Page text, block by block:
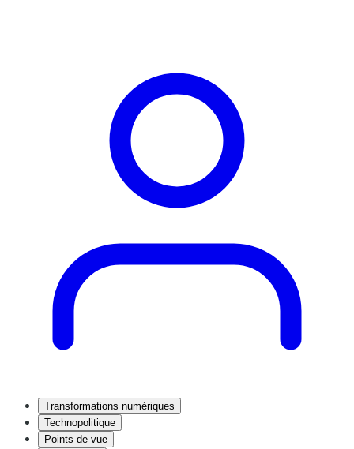
Transformations numériques
Technopolitique
Points de vue